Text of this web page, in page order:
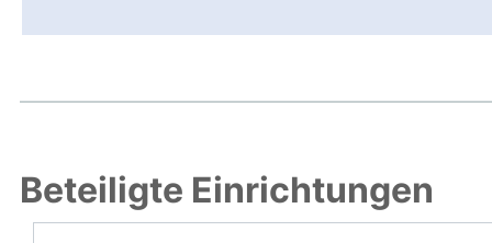
Beteiligte Einrichtungen